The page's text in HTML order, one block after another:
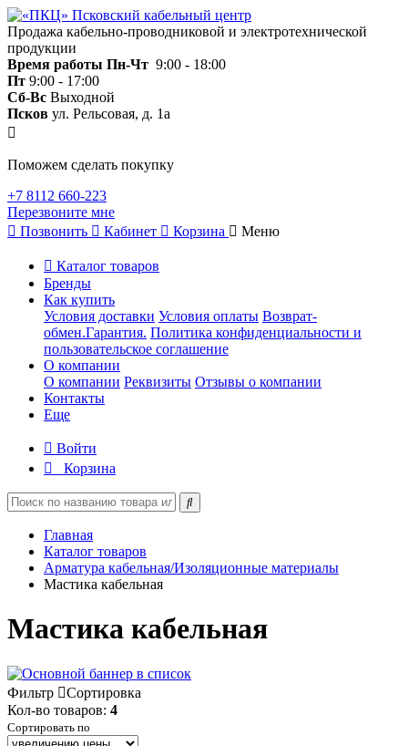
Продажа кабельно-проводниковой и электротехнической
продукции
Время работы Пн-Чт 9:00 - 18:00
Пт 9:00 - 17:00
Сб-Вс Выходной
Псков ул. Рельсовая, д. 1а
Поможем сделать покупку
+7 8112 660-223
Перезвоните мне
Позвонить
Кабинет Корзина Меню
Каталог товаров
Бренды
Как купить
Условия доставки Условия оплаты Возврат-
обмен.Гарантия. Политика конфиденциальности и
пользовательское соглашение
О компании
О компании Реквизиты Отзывы о компании
Контакты
Еще
Войти
Корзина
Главная
Каталог товаров
Арматура кабельная/Изоляционные материалы
Мастика кабельная
Мастика кабельная
Фильтр
Сортировка
Кол-во товаров: 4
Сортировать по